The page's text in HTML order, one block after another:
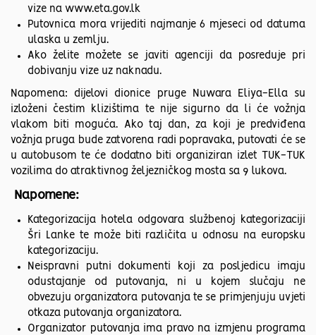
vize na www.eta.gov.lk
Putovnica mora vrijediti najmanje 6 mjeseci od datuma
ulaska u zemlju.
Ako želite možete se javiti agenciji da posreduje pri
dobivanju vize uz naknadu.
Napomena: dijelovi dionice pruge Nuwara Eliya-Ella su
izloženi čestim klizištima te nije sigurno da li će vožnja
vlakom biti moguća. Ako taj dan, za koji je predviđena
vožnja pruga bude zatvorena radi popravaka, putovati će se
u autobusom te će dodatno biti organiziran izlet TUK-TUK
vozilima do atraktivnog željezničkog mosta sa 9 lukova.
Napomene:
Kategorizacija hotela odgovara službenoj kategorizaciji
Šri Lanke te može biti različita u odnosu na europsku
kategorizaciju.
Neispravni putni dokumenti koji za posljedicu imaju
odustajanje od putovanja, ni u kojem slučaju ne
obvezuju organizatora putovanja te se primjenjuju uvjeti
otkaza putovanja organizatora.
Organizator putovanja ima pravo na izmjenu programa